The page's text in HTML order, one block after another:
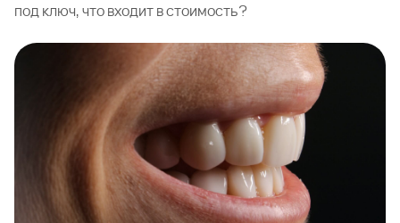
под ключ, что входит в стоимость?